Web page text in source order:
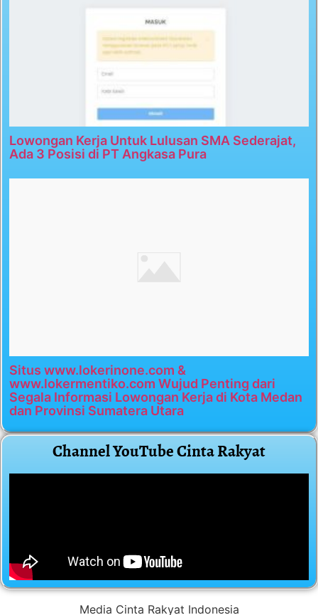
Lowongan Kerja Untuk Lulusan SMA Sederajat,
Ada 3 Posisi di PT Angkasa Pura
Situs www.lokerinone.com &
www.lokermentiko.com Wujud Penting dari
Segala Informasi Lowongan Kerja di Kota Medan
dan Provinsi Sumatera Utara
Channel YouTube Cinta Rakyat
Media Cinta Rakyat Indonesia